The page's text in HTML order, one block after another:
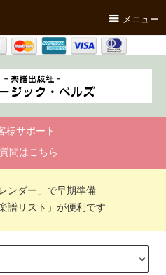
メニュー
様サポート
問はこちら
ンダー」で早期準備
譜リスト」が便利です